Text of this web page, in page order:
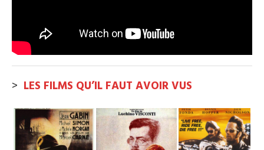
> LES FILMS QU’IL FAUT AVOIR VUS